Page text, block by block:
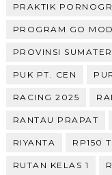
PRAKTIK
PROGRAM GO
PROVINSI
PUK PT. CEN
RACING 2025
RANTAU PRAPAT
RIYANTA RP150
RUTAN KELAS 1